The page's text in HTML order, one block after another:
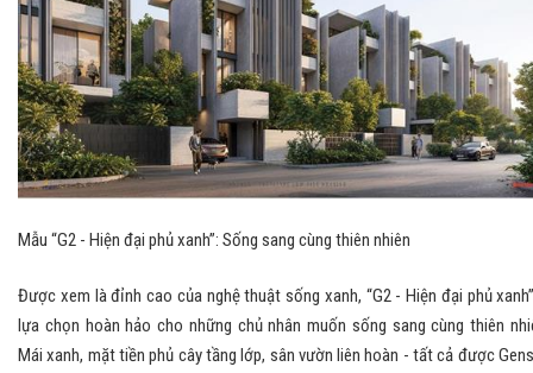
Mẫu “G2 - Hiện đại phủ xanh”: Sống sang cùng thiên nhiên
Được xem là đỉnh cao của nghệ thuật sống xanh, “G2 - Hiện đại phủ
lựa chọn hoàn hảo cho những chủ nhân muốn sống sang cùng thiên
Mái xanh, mặt tiền phủ cây tầng lớp, sân vườn liên hoàn - tất cả được